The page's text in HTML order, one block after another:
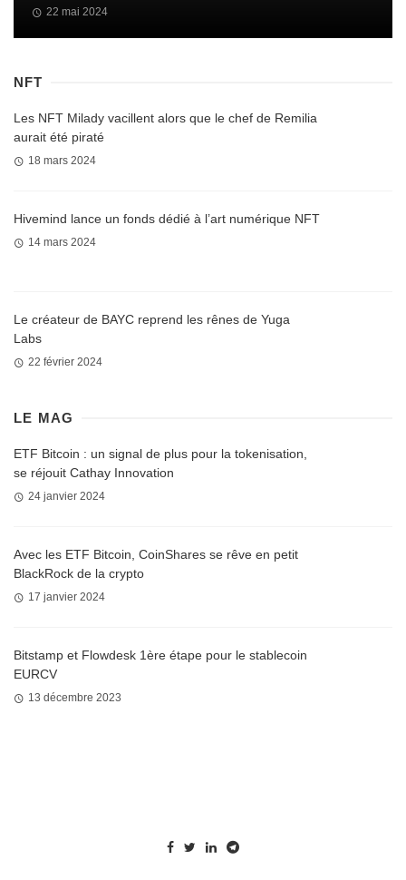
22 mai 2024
NFT
Les NFT Milady vacillent alors que le chef de Remilia
aurait été piraté
18 mars 2024
Hivemind lance un fonds dédié à l’art numérique NFT
14 mars 2024
Le créateur de BAYC reprend les rênes de Yuga
Labs
22 février 2024
LE MAG
ETF Bitcoin : un signal de plus pour la tokenisation,
se réjouit Cathay Innovation
24 janvier 2024
Avec les ETF Bitcoin, CoinShares se rêve en petit
BlackRock de la crypto
17 janvier 2024
Bitstamp et Flowdesk 1ère étape pour le stablecoin
EURCV
13 décembre 2023